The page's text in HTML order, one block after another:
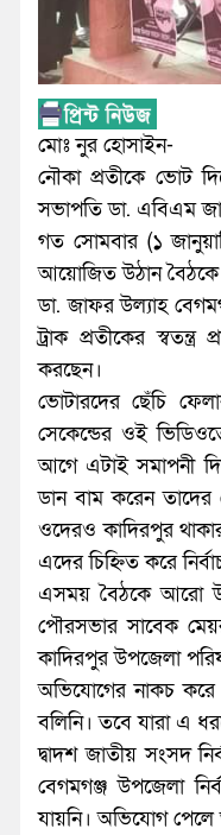
মোঃ নুর হোসাইন-
নৌকা প্রতীকে ভোট
সভাপতি ডা. এবিএম
গত সোমবার (১
আয়োজিত উঠান বৈঠকে
ডা. জাফর উল্যাহ
ট্রাক প্রতীকের
করছেন।
ভোটারদের ছেঁচি
সেকেন্ডের ওই
আগে এটাই সমাপনী
ডান বাম করেন তাদের
ওদেরও কাদিরপুর
এদের চিহ্নিত করে
এসময় বৈঠকে আরো
পৌরসভার সাবেক
কাদিরপুর উপজেলা
অভিযোগের নাকচ
বলিনি। তবে যারা এ
দ্বাদশ জাতীয় সংসদ
বেগমগঞ্জ উপজেলা
যায়নি। অভিযোগ